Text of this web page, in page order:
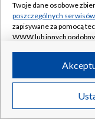
Twoje dane osobowe
poszczególnych serwisów
zapisywane za pomocą
WWW lub innych
ruchu w Internecie.
Twoje dane osobowe
poszczególnych serwisów